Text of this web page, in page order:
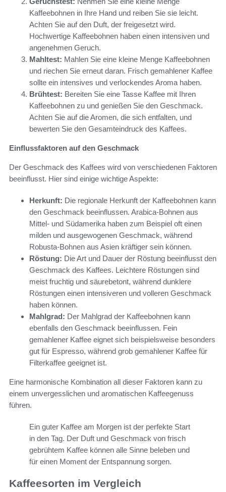
Kaffeebohnen in Ihre Hand und reiben Sie sie leicht.
Achten Sie auf den Duft, der freigesetzt wird.
Hochwertige Kaffeebohnen haben einen intensiven und
angenehmen Geruch.
Mahltest: Mahlen Sie eine kleine Menge Kaffeebohnen
und riechen Sie erneut daran. Frisch gemahlener Kaffee
sollte ein intensives und verlockendes Aroma haben.
Brühtest: Bereiten Sie eine Tasse Kaffee mit Ihren
Kaffeebohnen zu und genießen Sie den Geschmack.
Achten Sie auf die Aromen, die sich entfalten, und
bewerten Sie den Gesamteindruck des Kaffees.
Einflussfaktoren auf den Geschmack
Der Geschmack des Kaffees wird von verschiedenen Faktoren
beeinflusst. Hier sind einige wichtige Aspekte:
Herkunft: Die regionale Herkunft der Kaffeebohnen kann
den Geschmack beeinflussen. Arabica-Bohnen aus
Mittel- und Südamerika haben zum Beispiel oft einen
milden und ausgewogenen Geschmack, während
Robusta-Bohnen aus Asien kräftiger sein können.
Röstung: Die Art und Dauer der Röstung beeinflusst den
Geschmack des Kaffees. Leichtere Röstungen sind
meist fruchtig und säurebetont, während dunklere
Röstungen einen intensiveren und volleren Geschmack
haben können.
Mahlgrad: Der Mahlgrad der Kaffeebohnen kann
ebenfalls den Geschmack beeinflussen. Fein
gemahlener Kaffee eignet sich beispielsweise besonders
gut für Espresso, während grob gemahlener Kaffee für
Filterkaffee geeignet ist.
Eine harmonische Kombination all dieser Faktoren kann zu
einem unvergesslichen und aromatischen Kaffeegenuss
führen.
Ein guter Kaffee am Morgen ist der perfekte Start
in den Tag. Der Duft und Geschmack von frisch
gebrühtem Kaffee können alle Sinne beleben und
für einen Moment der Entspannung sorgen.
Kaffeesorten im Vergleich